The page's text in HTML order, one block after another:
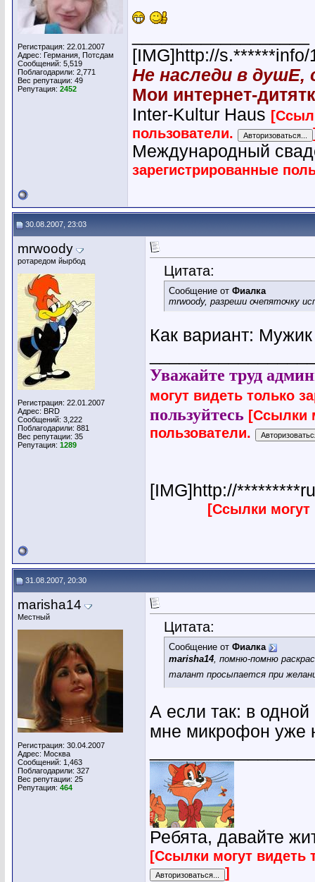
Регистрация: 22.01.2007
Адрес: Германия, Потсдам
Сообщений: 5,519
Поблагодарили: 2,771
Вес репутации: 49
Репутация: 2452
[IMG]http://
Не наследи в
Мои интернет-
Inter-Kultur Haus
пользователи.
Международный
зарегистрированные
30.08.2007, 23:03
mrwoody
ротаредом йырбод
Регистрация: 22.01.2007
Адрес: BRD
Сообщений: 3,222
Поблагодарили: 881
Вес репутации: 35
Репутация: 1289
Цитата:
Сообщение от Фиалка
mrwoody, разреши очепяточку
Как вариант:
Уважайте труд
могут видеть только
пользуйтесь [Ссылки
пользователи.
[IMG]http://
[Ссылки могут
31.08.2007, 20:30
marisha14
Местный
Регистрация: 30.04.2007
Адрес: Москва
Сообщений: 1,463
Поблагодарили: 327
Вес репутации: 25
Репутация: 464
Цитата:
Сообщение от Фиалка
marisha14 , помню-помню
талант просыпается при
А если так: в
мне микрофон уже
Ребята, давайте
[Ссылки могут видеть
]